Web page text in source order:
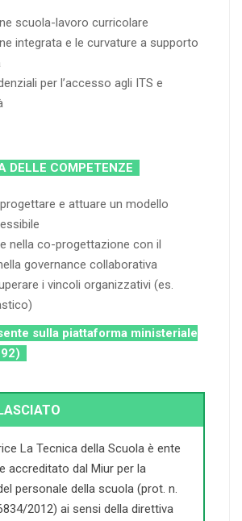
scuola-lavoro curricolare
integrata e le curvature a supporto
per l’accesso agli ITS e
DELLE COMPETENZE
e attuare un modello
nella co-progettazione con il
governance collaborativa
i vincoli organizzativi (es.
sulla piattaforma ministeriale
La Tecnica della Scuola è ente
accreditato dal Miur per la
personale della scuola (prot. n.
2012) ai sensi della direttiva